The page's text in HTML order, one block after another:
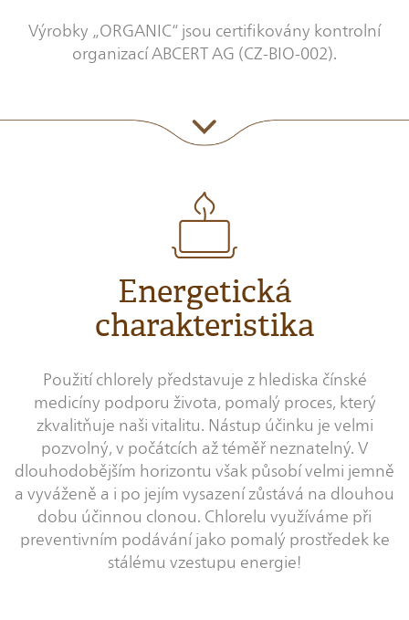
Výrobky „ORGANIC“ jsou certifikovány kontrolní
organizací ABCERT AG (CZ-BIO-002).
Energetická
charakteristika
Použití chlorely představuje z hlediska čínské
medicíny podporu života, pomalý proces, který
zkvalitňuje naši vitalitu. Nástup účinku je velmi
pozvolný, v počátcích až téměř neznatelný. V
dlouhodobějším horizontu však působí velmi jemně
a vyváženě a i po jejím vysazení zůstává na dlouhou
dobu účinnou clonou. Chlorelu využíváme při
preventivním podávání jako pomalý prostředek ke
stálému vzestupu energie!